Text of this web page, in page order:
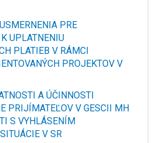
PRE
UPLATNENIU
PLATIEB V RÁMCI
PROJEKTOV V
A ÚČINNOSTI
PRIJÍMATEĽOV V GESCII MH
S VYHLÁSENÍM
V SR